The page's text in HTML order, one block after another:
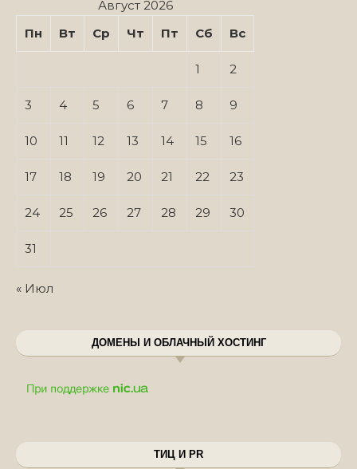
Август 2026
Пн
Вт Ср Чт Пт Сб Вс
1 2
3 4 5 6 7 8 9
10 11 12 13 14 15 16
17 18 19 20 21 22 23
24 25 26 27 28 29 30
31
« Июл
ДОМЕНЫ И ОБЛАЧНЫЙ ХОСТИНГ
ТИЦ И PR